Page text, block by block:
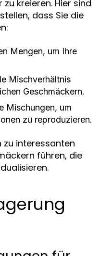
kreieren. Hier sind
dass Sie die
Mengen, um Ihre
Mischverhältnis
Geschmäckern.
Mischungen, um
zu reproduzieren.
zu interessanten
führen, die